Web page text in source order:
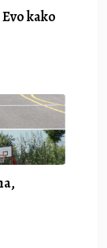
kako